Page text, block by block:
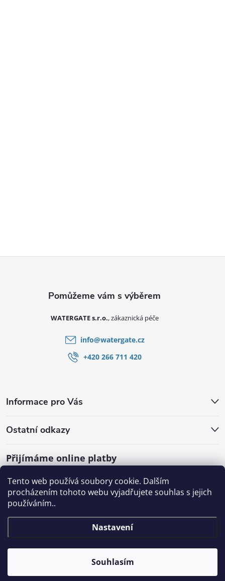
Tento web používá soubory cookie. Dalším
procházením tohoto webu vyjadřujete souhlas s jejich
používáním..
Nastavení
Souhlasím
Informace pro Vás
Ostatní odkazy
Přijímáme online platby
WATERGATE s.r.o.
info@watergate.cz
+420 266 711 420
Copyright 2026SHOP.WATERGATE.cz. Všechna práva vyhrazena.